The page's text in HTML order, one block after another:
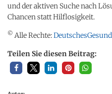
und der aktiven Suche nach
Chancen statt Hilflosigkeit.
© Alle Rechte:
Teilen Sie diesen Beitrag: